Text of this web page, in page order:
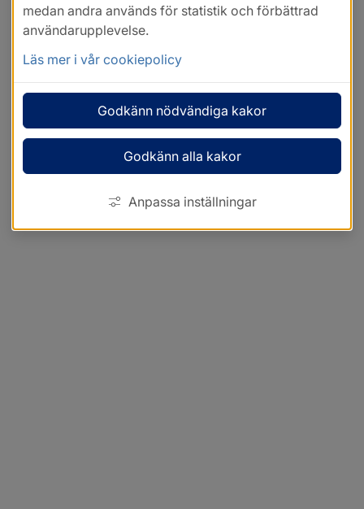
medan andra används för statistik och förbättrad
användarupplevelse.
Läs mer i vår cookiepolicy
Godkänn nödvändiga kakor
Godkänn alla kakor
Anpassa inställningar